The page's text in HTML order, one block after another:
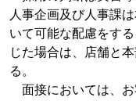
人事企画及び人事課
いて可能な配慮をす
じた場合は、店舗と
る。
面接においては、お